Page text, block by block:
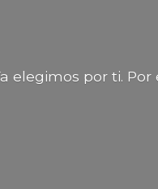
elegimos por ti.